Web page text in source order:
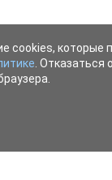
cookies, которые
. Отказаться